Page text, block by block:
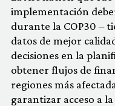
implementación
durante la COP30 –
datos de mejor
decisiones en la
obtener flujos de
regiones más
garantizar acceso a